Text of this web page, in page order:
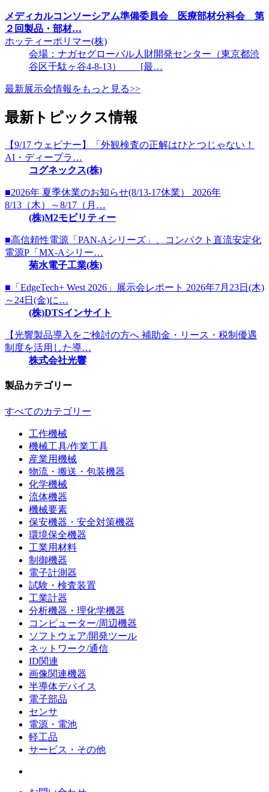
メディカルコンソーシアム準備委員会 医療部材分科会 第
２回製品・部材…
ホッティーポリマー(株)
会場：ナガセグローバル人財開発センター（東京都渋
谷区千駄ヶ谷4-8-13） [最…
最新展示会情報をもっと見る>>
最新トピックス情報
【9/17 ウェビナー】「外観検査の正解はひとつじゃない！
AI・ディープラ…
コグネックス(株)
■2026年 夏季休業のお知らせ(8/13-17休業） 2026年
8/13（木）～8/17（月…
(株)M2モビリティー
■高信頼性電源「PAN-Aシリーズ」、コンパクト直流安定化
電源P「MX-Aシリー…
菊水電子工業(株)
■「EdgeTech+ West 2026」展示会レポート 2026年7月23日(木)
～24日(金)に…
(株)DTSインサイト
【光響製品導入をご検討の方へ 補助金・リース・税制優遇
制度を活用した導…
株式会社光響
製品カテゴリー
すべてのカテゴリー
工作機械
機械工具/作業工具
産業用機械
物流・搬送・包装機器
化学機械
流体機器
機械要素
保安機器・安全対策機器
環境保全機器
工業用材料
制御機器
電子計測器
試験・検査装置
工業計器
分析機器・理化学機器
コンピューター/周辺機器
ソフトウェア/開発ツール
ネットワーク/通信
ID関連
画像関連機器
半導体デバイス
電子部品
センサ
電源・電池
軽工品
サービス・その他